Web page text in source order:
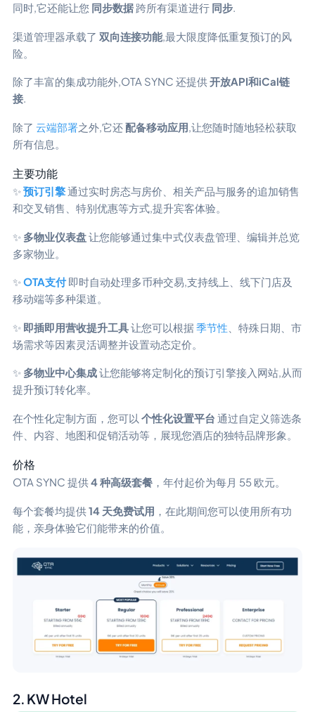
同时,它还能让您 同步数据 跨所有渠道进行 同步.
渠道管理器承载了 双向连接功能 ,最大限度降低重复预订的风
险。
除了丰富的集成功能外,OTA SYNC 还提供开放API和iCal链
接.
除了 云端部署之外,它还配备移动应用 ,让您随时随地轻松获取
所有信息。
主要功能
✨预订引擎通过实时房态与房价、相关产品与服务的追加销售
和交叉销售、特别优惠等方式,提升宾客体验。
✨ 多物业仪表盘让您能够通过集中式仪表盘管理、编辑并总览
多家物业。
✨OTA支付即时自动处理多币种交易,支持线上、线下门店及
移动端等多种渠道。
✨ 即插即用营收提升工具让您可以根据季节性 、特殊日期、市
场需求等因素灵活调整并设置动态定价。
✨ 多物业中心集成让您能够将定制化的预订引擎接入网站,从而
提升预订转化率。
在个性化定制方面，您可以 个性化设置平台 通过自定义筛选条
件、内容、地图和促销活动等，展现您酒店的独特品牌形象。
价格
OTA SYNC 提供4 种高级套餐 ，年付起价为每月 55 欧元。
每个套餐均提供14 天免费试用 ，在此期间您可以使用所有功
能，亲身体验它们能带来的价值。
2. KW Hotel